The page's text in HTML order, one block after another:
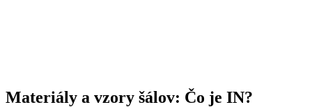
Materiály a vzory šálov: Čo je IN?